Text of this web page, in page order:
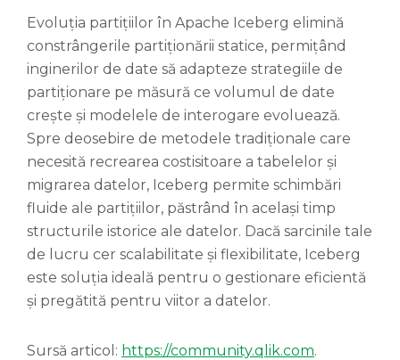
Evoluția partițiilor în Apache Iceberg elimină
constrângerile partiționării statice, permițând
inginerilor de date să adapteze strategiile de
partiționare pe măsură ce volumul de date
crește și modelele de interogare evoluează.
Spre deosebire de metodele tradiționale care
necesită recrearea costisitoare a tabelelor și
migrarea datelor, Iceberg permite schimbări
fluide ale partițiilor, păstrând în același timp
structurile istorice ale datelor. Dacă sarcinile tale
de lucru cer scalabilitate și flexibilitate, Iceberg
este soluția ideală pentru o gestionare eficientă
și pregătită pentru viitor a datelor.
Sursă articol: https://community.qlik.com.